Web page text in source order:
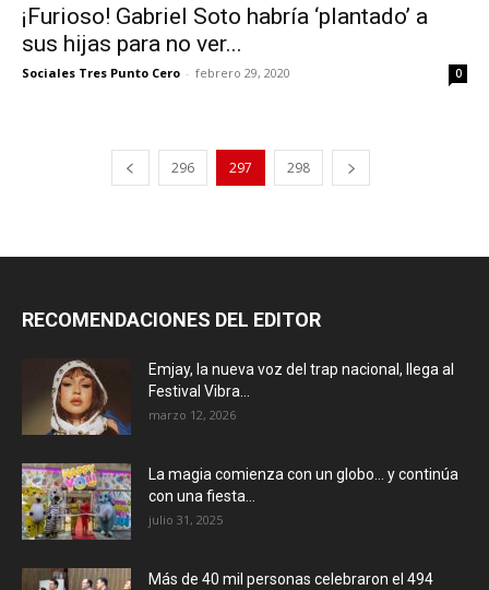
¡Furioso! Gabriel Soto habría ‘plantado’ a
sus hijas para no ver...
Sociales Tres Punto Cero - febrero 29, 2020 0
296 297 298
RECOMENDACIONES DEL EDITOR
Emjay, la nueva voz del trap nacional, llega al
Festival Vibra...
marzo 12, 2026
La magia comienza con un globo… y continúa
con una fiesta...
julio 31, 2025
Más de 40 mil personas celebraron el 494